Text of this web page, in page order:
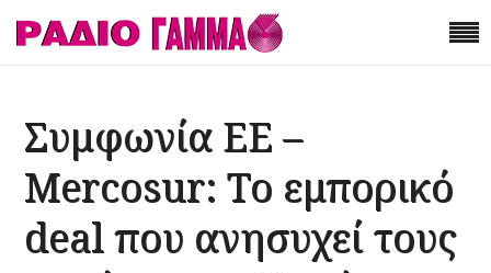
Συμφωνία ΕΕ –
Mercosur: Το εμπορικό
deal που ανησυχεί τους